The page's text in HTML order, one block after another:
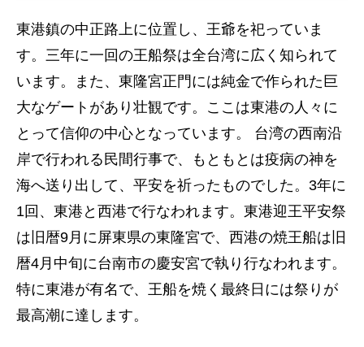
東港鎮の中正路上に位置し、王爺を祀っていま
す。三年に一回の王船祭は全台湾に広く知られて
います。また、東隆宮正門には純金で作られた巨
大なゲートがあり壮観です。ここは東港の人々に
とって信仰の中心となっています。 台湾の西南沿
岸で行われる民間行事で、もともとは疫病の神を
海へ送り出して、平安を祈ったものでした。3年に
1回、東港と西港で行なわれます。東港迎王平安祭
は旧暦9月に屏東県の東隆宮で、西港の焼王船は旧
暦4月中旬に台南市の慶安宮で執り行なわれます。
特に東港が有名で、王船を焼く最終日には祭りが
最高潮に達します。